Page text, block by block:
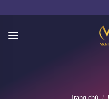
Trang chủ /